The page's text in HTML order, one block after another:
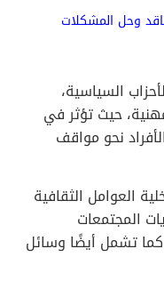
المشكلات
السياسية،
حيث تؤثر في
نحو مواقف
الثقافية
تشمل أيضًا وسائل